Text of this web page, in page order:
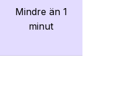
Mindre än 1
minut